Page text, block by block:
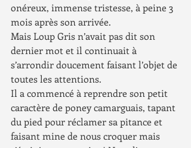
onéreux, immense tristesse, à peine 3
mois après son arrivée.
Mais Loup Gris n’avait pas dit son
dernier mot et il continuait à
s’arrondir doucement faisant l’objet de
toutes les attentions.
Il a commencé à reprendre son petit
caractère de poney camarguais, tapant
du pied pour réclamer sa pitance et
faisant mine de nous croquer mais